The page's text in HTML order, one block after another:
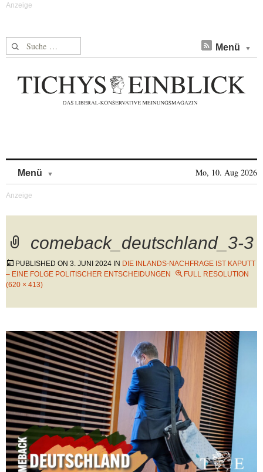
Suche nach: Menü
Menü Mo, 10. Aug 2026
comeback_deutschland_3-3
PUBLISHED ON 3. JUNI 2024 IN DIE INLANDS-NACHFRAGE IST KAPUTT
– EINE FOLGE POLITISCHER ENTSCHEIDUNGEN
FULL RESOLUTION
(620 × 413)